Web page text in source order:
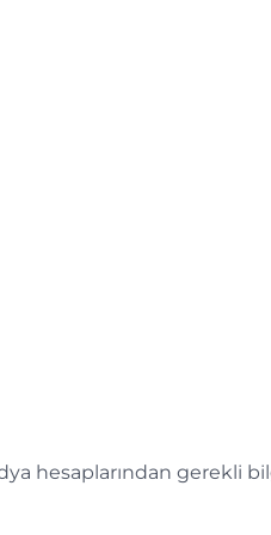
hesaplarından gerekli